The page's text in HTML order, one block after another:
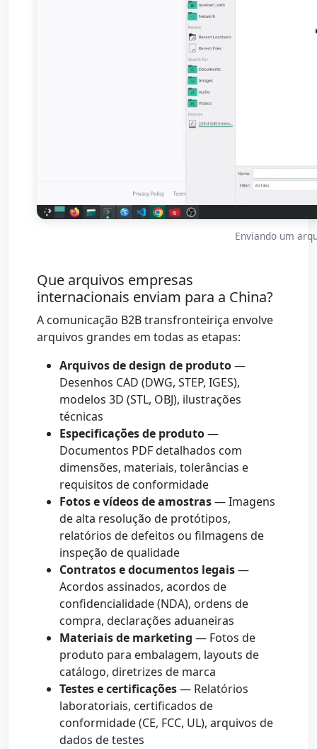
Enviando um
Que arquivos empresas
internacionais enviam para a China?
A comunicação B2B transfronteiriça envolve
arquivos grandes em todas as etapas:
Arquivos de design de produto—
Desenhos CAD (DWG, STEP, IGES),
modelos 3D (STL, OBJ), ilustrações
técnicas
Especificações de produto—
Documentos PDF detalhados com
dimensões, materiais, tolerâncias e
requisitos de conformidade
Fotos e vídeos de amostras— Imagens
de alta resolução de protótipos,
relatórios de defeitos ou filmagens de
inspeção de qualidade
Contratos e documentos legais—
Acordos assinados, acordos de
confidencialidade (NDA), ordens de
compra, declarações aduaneiras
Materiais de marketing — Fotos de
produto para embalagem, layouts de
catálogo, diretrizes de marca
Testes e certificações— Relatórios
laboratoriais, certificados de
conformidade (CE, FCC, UL), arquivos de
dados de testes